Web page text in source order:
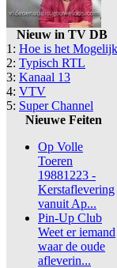
Nieuw in TV DB
1: Hoe is het Mogelijk
2: Typisch RTL
3: Kanaal 13
4: VTV
5: Super Channel
Nieuwe Feiten
Op Volle
Toeren
19881223 -
Kerstaflevering
vanuit Ap...
Pin-Up Club
Weet er iemand
waar de oude
afleverin...